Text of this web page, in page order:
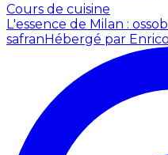
Cours de cuisine
L'essence de Milan :
safranHébergé par Enrico